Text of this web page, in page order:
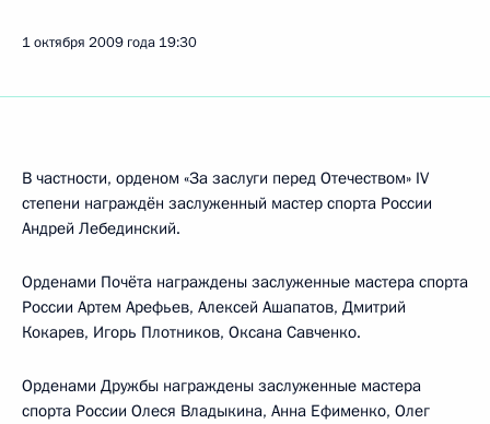
1 октября 2009 года 19:30
В частности, орденом «За заслуги перед Отечеством» IV
степени награждён заслуженный мастер спорта России
Андрей Лебединский.
Орденами Почёта награждены заслуженные мастера спорта
России Артем Арефьев, Алексей Ашапатов, Дмитрий
Кокарев, Игорь Плотников, Оксана Савченко.
Орденами Дружбы награждены заслуженные мастера
спорта России Олеся Владыкина, Анна Ефименко, Олег